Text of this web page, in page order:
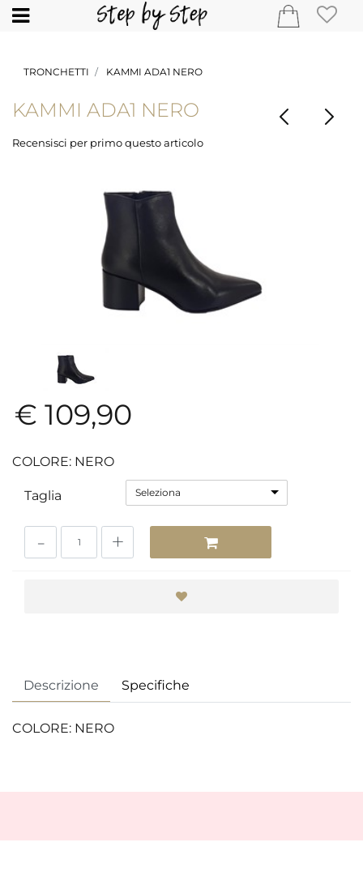
Open
TRONCHETTI KAMMI ADA1 NERO
KAMMI ADA1 NERO
Recensisci per primo questo articolo
€ 109,90
COLORE: NERO
Taglia Seleziona
Descrizione Specifiche
COLORE: NERO